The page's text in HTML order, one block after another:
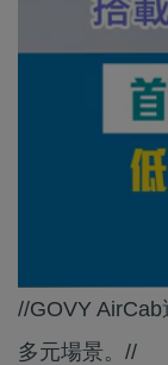
//GOVY
多元場景。//